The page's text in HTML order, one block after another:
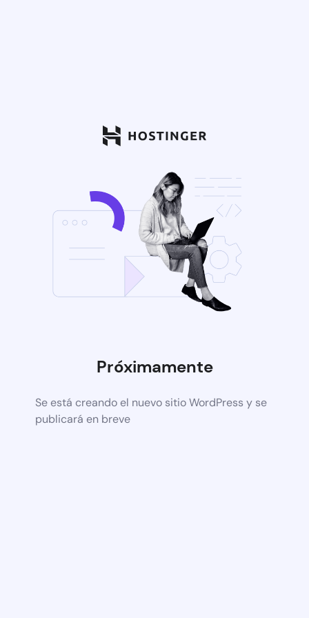
Próximamente
Se está creando el nuevo sitio WordPress y se
publicará en breve